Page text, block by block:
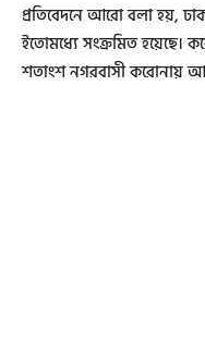
প্রতিবেদনে আরো বলা হয়,
ইতোমধ্যে সংক্রমিত
শতাংশ নগরবাসী করোনায়